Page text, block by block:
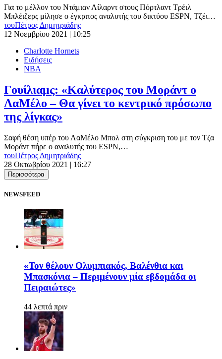
Για το μέλλον του Ντάμιαν Λίλαρντ στους Πόρτλαντ Τρέιλ
Μπλέιζερς μίλησε ο έγκριτος αναλυτής του δικτύου ESPN, Τζέι…
τουΠέτρος Δημητριάδης
12 Νοεμβρίου 2021 | 10:25
Charlotte Hornets
Ειδήσεις
ΝΒΑ
Γουίλιαμς: «Καλύτερος του Μοράντ ο
ΛαΜέλο – Θα γίνει το κεντρικό πρόσωπο
της λίγκας»
Σαφή θέση υπέρ του ΛαΜέλο Μπολ στη σύγκριση του με τον Τζα
Μοράντ πήρε ο αναλυτής του ESPN,…
τουΠέτρος Δημητριάδης
28 Οκτωβρίου 2021 | 16:27
Περισσότερα
NEWSFEED
«Τον θέλουν Ολυμπιακός, Βαλένθια και
Μπασκόνια – Περιμένουν μία εβδομάδα οι
Πειραιώτες»
44 λεπτά πριν